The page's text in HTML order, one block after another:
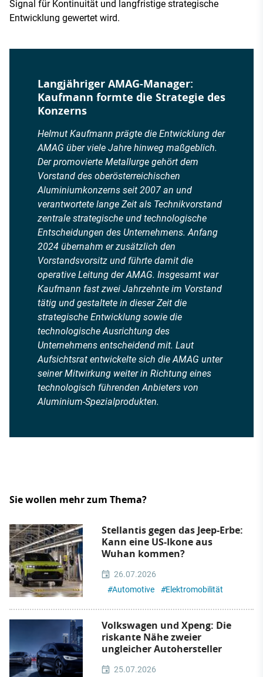
Signal für Kontinuität und langfristige strategische
Entwicklung gewertet wird.
Langjähriger AMAG-Manager:
Kaufmann formte die Strategie des
Konzerns
Helmut Kaufmann prägte die Entwicklung der
AMAG über viele Jahre hinweg maßgeblich.
Der promovierte Metallurge gehört dem
Vorstand des oberösterreichischen
Aluminiumkonzerns seit 2007 an und
verantwortete lange Zeit als Technikvorstand
zentrale strategische und technologische
Entscheidungen des Unternehmens. Anfang
2024 übernahm er zusätzlich den
Vorstandsvorsitz und führte damit die
operative Leitung der AMAG. Insgesamt war
Kaufmann fast zwei Jahrzehnte im Vorstand
tätig und gestaltete in dieser Zeit die
strategische Entwicklung sowie die
technologische Ausrichtung des
Unternehmens entscheidend mit. Laut
Aufsichtsrat entwickelte sich die AMAG unter
seiner Mitwirkung weiter in Richtung eines
technologisch führenden Anbieters von
Aluminium-Spezialprodukten.
Sie wollen mehr zum Thema?
Stellantis gegen das Jeep-Erbe:
Kann eine US-Ikone aus
Wuhan kommen?
26.07.2026
#Automotive #Elektromobilität
Volkswagen und Xpeng: Die
riskante Nähe zweier
ungleicher Autohersteller
25.07.2026